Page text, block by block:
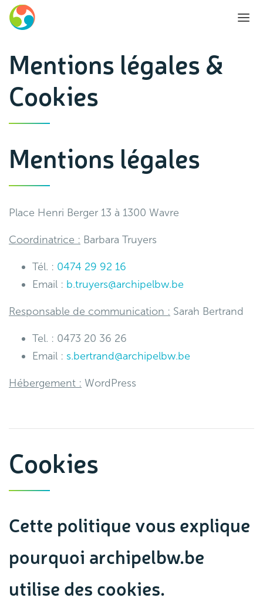
Mentions légales &
Cookies
Mentions légales
Place Henri Berger 13 à 1300 Wavre
Coordinatrice : Barbara Truyers
Tél. : 0474 29 92 16
Email : b.truyers@archipelbw.be
Responsable de communication : Sarah Bertrand
Tel. : 0473 20 36 26
Email : s.bertrand@archipelbw.be
Hébergement : WordPress
Cookies
Cette politique vous explique
pourquoi archipelbw.be
utilise des cookies.